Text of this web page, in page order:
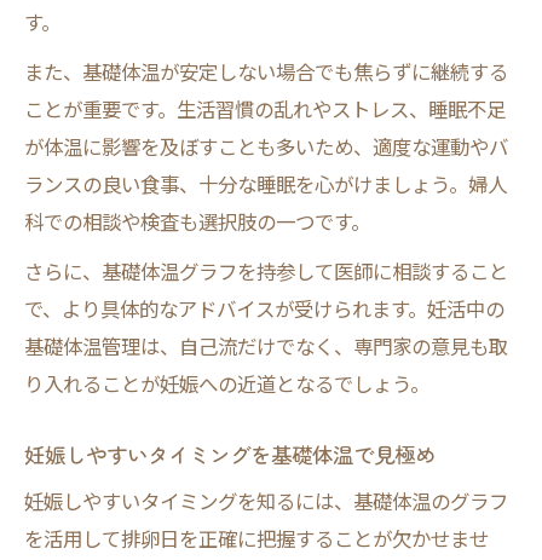
す。
また、基礎体温が安定しない場合でも焦らずに継続する
ことが重要です。生活習慣の乱れやストレス、睡眠不足
が体温に影響を及ぼすことも多いため、適度な運動やバ
ランスの良い食事、十分な睡眠を心がけましょう。婦人
科での相談や検査も選択肢の一つです。
さらに、基礎体温グラフを持参して医師に相談すること
で、より具体的なアドバイスが受けられます。妊活中の
基礎体温管理は、自己流だけでなく、専門家の意見も取
り入れることが妊娠への近道となるでしょう。
妊娠しやすいタイミングを基礎体温で見極め
妊娠しやすいタイミングを知るには、基礎体温のグラフ
を活用して排卵日を正確に把握することが欠かせませ